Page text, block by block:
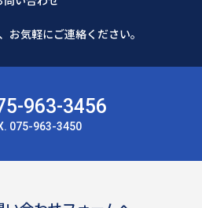
お気軽にご連絡ください。
963-3456
075-963-3450